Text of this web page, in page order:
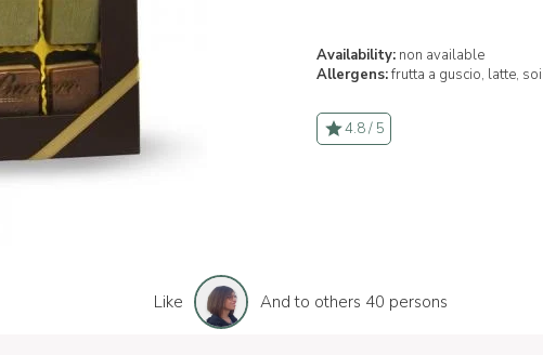
Availability: non available
Allergens:frutta a guscio, latte,
4.8 / 5
Like And to others 40 persons